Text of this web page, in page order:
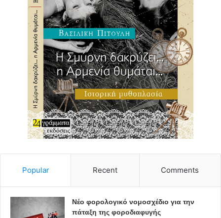
Popular Recent Comments
Νέο φορολογικό νομοσχέδιο για την
πάταξη της φοροδιαφυγής